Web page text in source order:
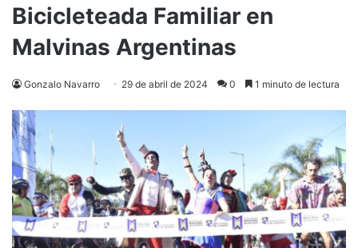
Bicicleteada Familiar en
Malvinas Argentinas
Gonzalo Navarro 29 de abril de 2024 0 1 minuto de lectura